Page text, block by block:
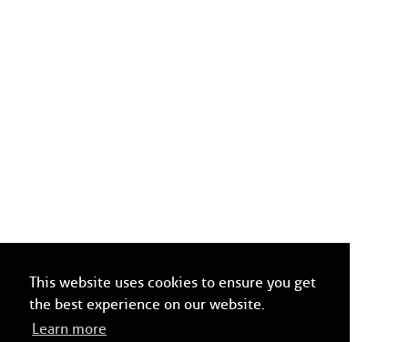
This website uses cookies to ensure you get
the best experience on our website.
Learn more